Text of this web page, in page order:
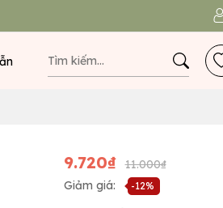
9.720₫
11.000₫
Giảm giá:
-12%